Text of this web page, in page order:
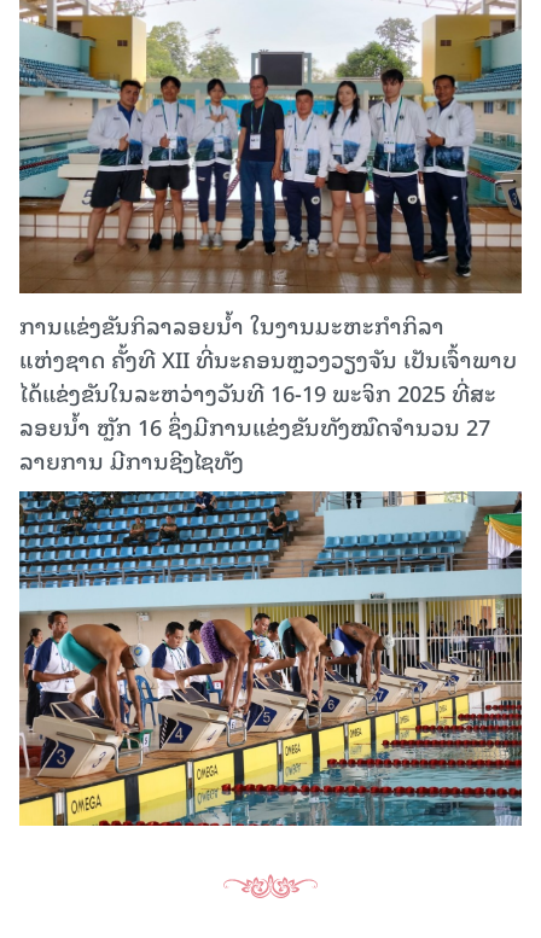
ການແຂ່ງຂັນກິລາລອຍນໍ້າ ໃນງານມະຫະກຳກິລາ
ແຫ່ງຊາດ ຄັ້ງທີ XII ທີ່ນະຄອນຫຼວງວຽງຈັນ ເປັນເຈົ້າພາບ
ໄດ້ແຂ່ງຂັນໃນລະຫວ່າງວັນທີ 16-19 ພະຈິກ 2025 ທີ່ສະ
ລອຍນໍ້າ ຫຼັກ 16 ຊຶ່ງມີການແຂ່ງຂັນທັງໝົດຈໍານວນ 27
ລາຍການ ມີການຊີງໄຊທັງ